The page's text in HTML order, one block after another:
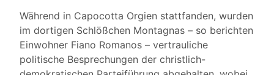
Während in Capocotta Orgien stattfanden, wurden
im dortigen Schlößchen Montagnas – so berichten
Einwohner Fiano Romanos – vertrauliche
politische Besprechungen der christlich-